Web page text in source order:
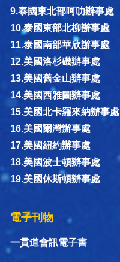
9.泰國東北部呵叻辦事處
10.泰國東部北柳辦事處
11.泰國南部華欣辦事處
12.美國洛杉磯辦事處
13.美國舊金山辦事處
14.美國西雅圖辦事處
15.美國北卡羅來納辦事處
16.美國爾灣辦事處
17.美國紐約辦事處
18.美國波士頓辦事處
19.美國休斯頓辦事處
電子刊物
一貫道會訊電子書